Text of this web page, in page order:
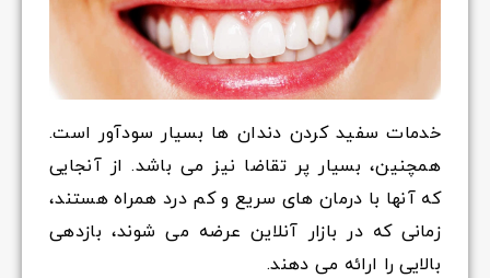
خدمات سفید کردن دندان ها بسیار سودآور است.
همچنین، بسیار پر تقاضا نیز می باشد. از آنجایی
که آنها با درمان های سریع و کم درد همراه هستند،
زمانی که در بازار آنلاین عرضه می شوند، بازدهی
بالایی را ارائه می دهند.